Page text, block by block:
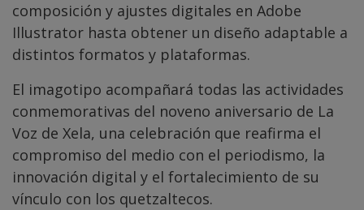
composición y ajustes digitales en Adobe
Illustrator hasta obtener un diseño adaptable a
distintos formatos y plataformas.
El imagotipo acompañará todas las actividades
conmemorativas del noveno aniversario de La
Voz de Xela, una celebración que reafirma el
compromiso del medio con el periodismo, la
innovación digital y el fortalecimiento de su
vínculo con los quetzaltecos.